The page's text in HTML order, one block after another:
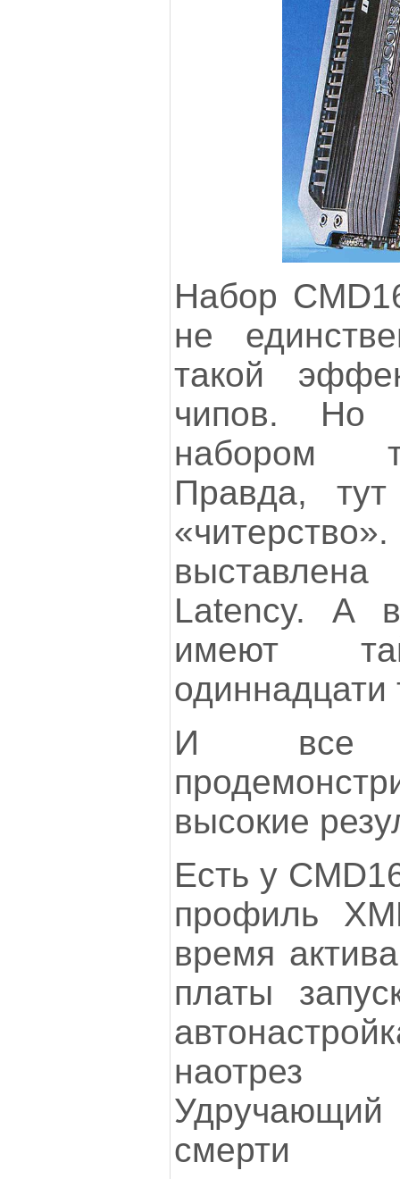
Набор
не
такой
чипов. Но
набором
Правда,
Latency. А
имеют
одиннадцати
И все
высокие
Есть у
профиль
время
платы
наотрез
смерти